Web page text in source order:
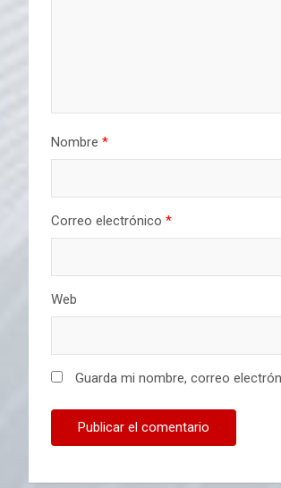
Nombre *
Correo electrónico *
Web
Guarda mi nombre, correo